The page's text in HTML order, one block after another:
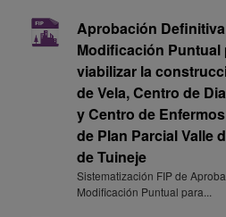
Aprobación
Modificación Puntual
viabilizar la
de Vela, Centro de
y Centro de
de Plan Parcial Valle
de Tuineje
Sistematización FIP de
Modificación Puntual para...